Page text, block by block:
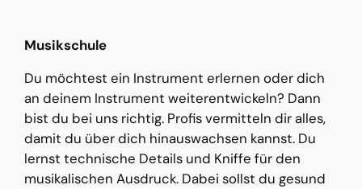
Musikschule
Du möchtest ein Instrument erlernen oder dich
an deinem Instrument weiterentwickeln? Dann
bist du bei uns richtig. Profis vermitteln dir alles,
damit du über dich hinauswachsen kannst. Du
lernst technische Details und Kniffe für den
musikalischen Ausdruck. Dabei sollst du gesund